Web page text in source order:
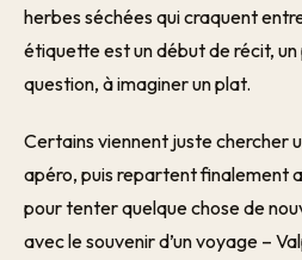
herbes séchées qui craquent
étiquette est un début de récit,
question, à imaginer un plat.
Certains viennent juste chercher
apéro, puis repartent finalement
pour tenter quelque chose de
avec le souvenir d’un voyage –